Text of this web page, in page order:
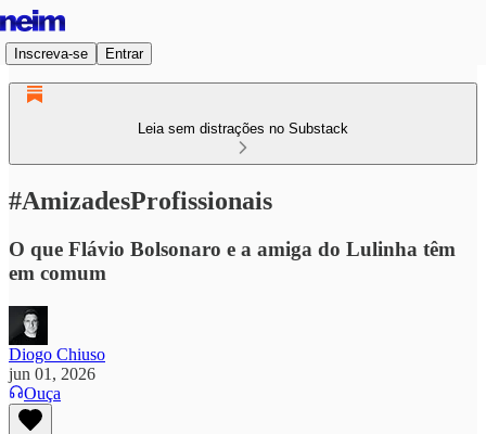
Inscreva-se Entrar
Leia sem distrações no Substack
#AmizadesProfissionais
O que Flávio Bolsonaro e a amiga do Lulinha têm
em comum
Diogo Chiuso
jun 01, 2026
Ouça